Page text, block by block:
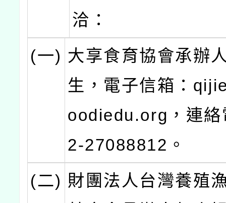
洽：
(一) 大享食育協會承辦
生，電子信箱：
oodiedu.org，連
2-27088812。
(二) 財團法人台灣養殖